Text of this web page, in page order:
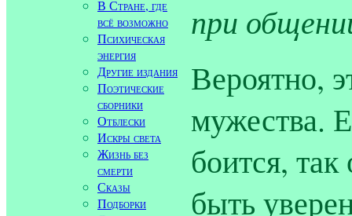
В Стране, где
всё возможно
Психическая
энергия
Другие издания
Поэтические
сборники
Отблески
Искры света
Жизнь без
смерти
Сказы
Подборки
при
Вероятно,
мужества.
боится,
быть